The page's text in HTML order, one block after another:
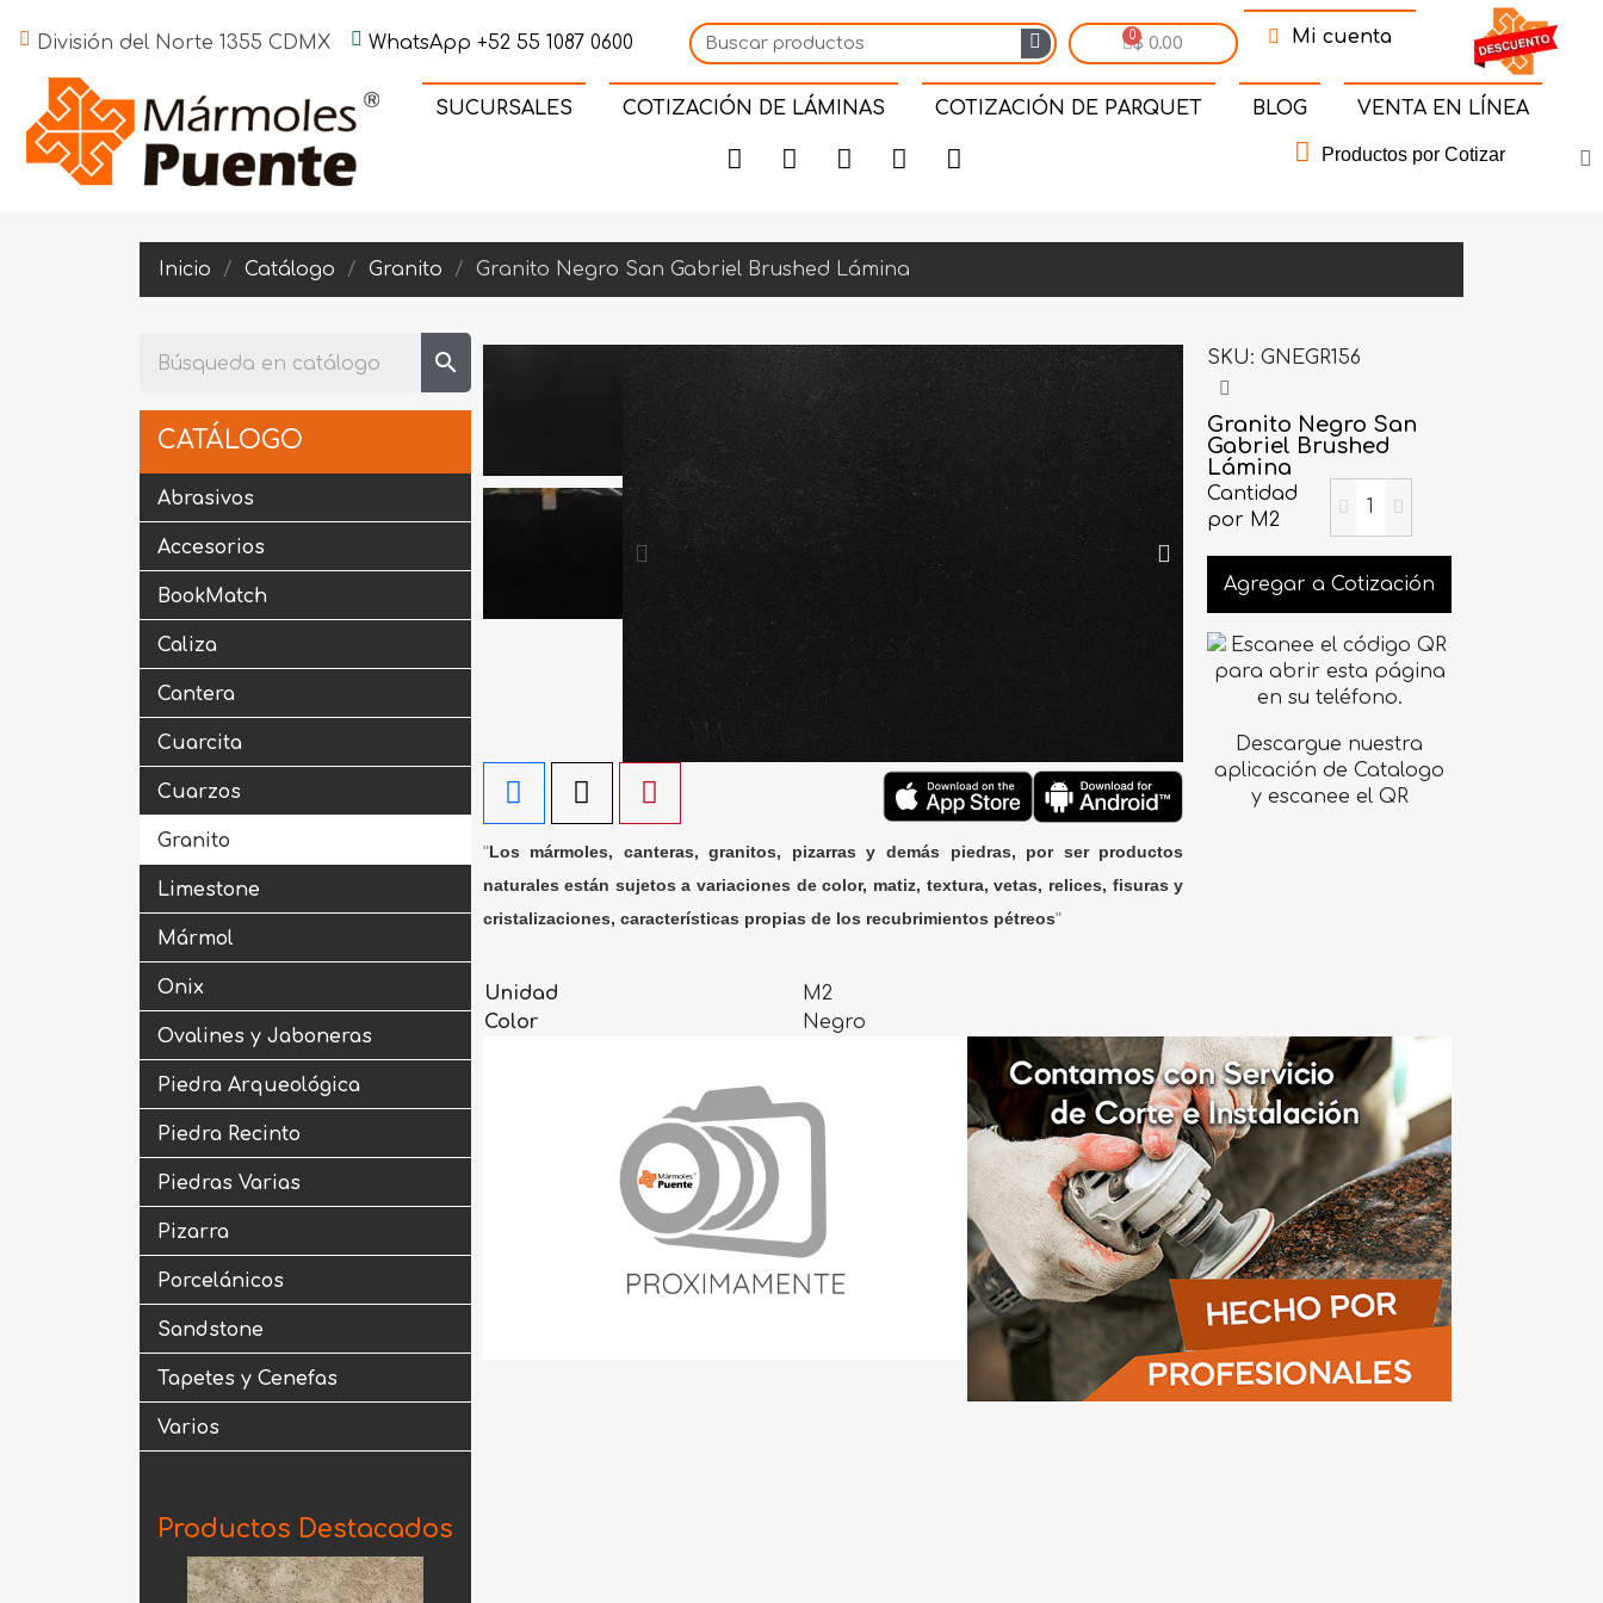
División del Norte 1355 CDMX WhatsApp +52 55 1087 0600 $ 0.00 Mi cuenta
SUCURSALES COTIZACIÓN DE LÁMINAS COTIZACIÓN DE PARQUET BLOG VENTA EN LÍNEA
Productos por Cotizar
Inicio Catálogo Granito Granito Negro San Gabriel Brushed Lámina
search
CATÁLOGO
Abrasivos
Accesorios
BookMatch
Caliza
Cantera
Cuarcita
Cuarzos
Granito
Limestone
Mármol
Onix
Ovalines y Jaboneras
Piedra Arqueológica
Piedra Recinto
Piedras Varias
Pizarra
Porcelánicos
Sandstone
Tapetes y Cenefas
Varios
Productos Destacados
"Los mármoles, canteras, granitos, pizarras y demás piedras, por ser productos
naturales están sujetos a variaciones de color, matiz, textura, vetas, relices, fisuras y
cristalizaciones, características propias de los recubrimientos pétreos"
SKU GNEGR156
Granito Negro San
Gabriel Brushed
Lámina
Cantidad
por M2
Agregar a Cotización
Descargue nuestra
aplicación de Catalogo
y escanee el QR
Unidad
M2
Color
Negro